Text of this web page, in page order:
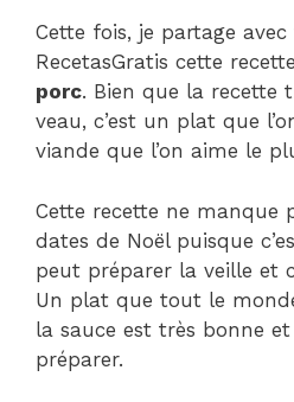
Cette fois, je partage
RecetasGratis cette
porc. Bien que la recette
veau, c’est un plat que
viande que l’on aime le
Cette recette ne manque
dates de Noël puisque
peut préparer la veille et
Un plat que tout le
la sauce est très bonne
préparer.